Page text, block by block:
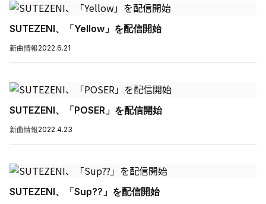
SUTEZENI、「Yellow」を配信開始
新曲情報2022.6.21
SUTEZENI、「POSER」を配信開始
新曲情報2022.4.23
SUTEZENI、「Sup??」を配信開始